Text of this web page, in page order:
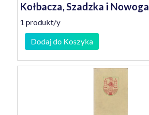
Kołbacza, Szadzka i
1 produkt/y
Dodaj do Koszyka